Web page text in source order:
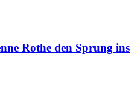
Rothe den Sprung ins